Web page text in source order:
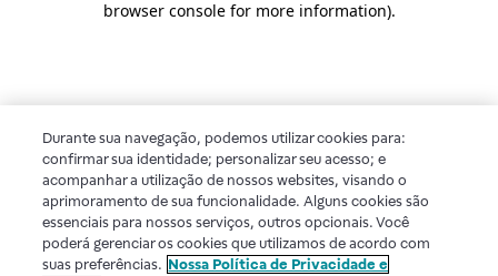
browser console for more information).
Durante sua navegação, podemos utilizar cookies para:
confirmar sua identidade; personalizar seu acesso; e
acompanhar a utilização de nossos websites, visando o
aprimoramento de sua funcionalidade. Alguns cookies são
essenciais para nossos serviços, outros opcionais. Você
poderá gerenciar os cookies que utilizamos de acordo com
suas preferências. Nossa Política de Privacidade e